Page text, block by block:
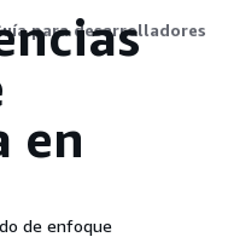
para desarrolladores
en
de enfoque